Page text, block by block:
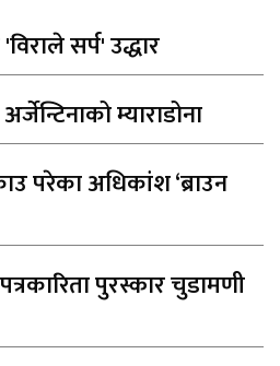
सर्प' उद्धार
म्याराडोना
परेका अधिकांश ‘ब्राउन
पुरस्कार चुडामणी